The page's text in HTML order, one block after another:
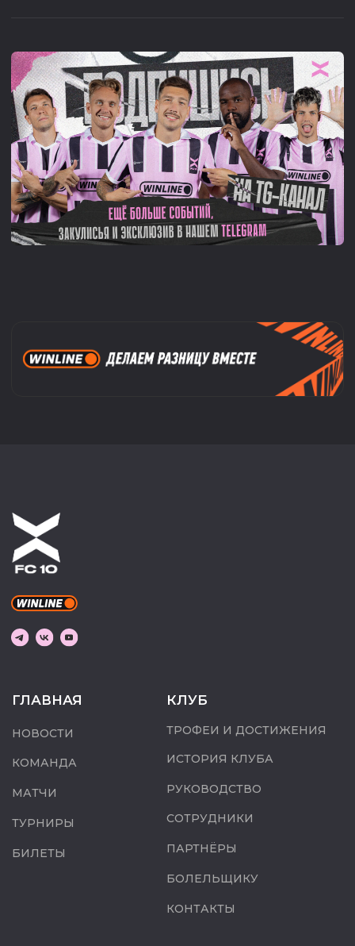
ГЛАВНАЯ
НОВОСТИ
КОМАНДА
ДОКУМЕНТЫ
МАТЧИ
ТУРНИРЫ
БИЛЕТЫ
КЛУБ
ИСТОРИЯ КЛУБА
ТРОФЕИ И ДОСТИЖЕНИЯ
РУКОВОДСТВО
БОЛЕЛЬЩИКУ
ПАРТНЁРЫ
КОНТАКТЫ
СОТРУДНИКИ